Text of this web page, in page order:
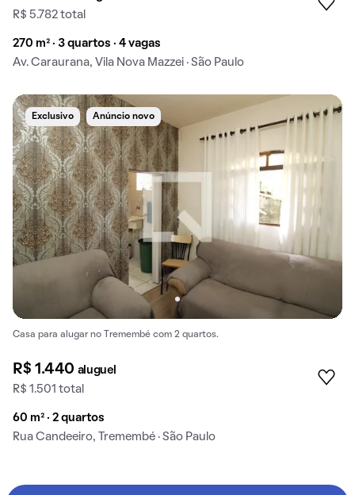
R$ 5.782 total
270 m² · 3 quartos · 4 vagas
Av. Caraurana, Vila Nova Mazzei · São Paulo
Exclusivo Anúncio novo
Casa para alugar no Tremembé com 2 quartos.
R$ 1.440 aluguel
R$ 1.501 total
60 m² · 2 quartos
Rua Candeeiro, Tremembé · São Paulo